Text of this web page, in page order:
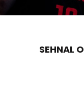
SEHNAL